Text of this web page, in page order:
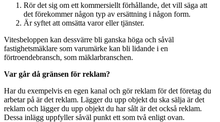
Rör det sig om ett kommersiellt förhållande, det vill säga att
det förekommer någon typ av ersättning i någon form.
Är syftet att omsätta varor eller tjänster.
Vitesbeloppen kan dessvärre bli ganska höga och såväl
fastighetsmäklare som varumärke kan bli lidande i en
förtroendebransch, som mäklarbranschen.
Var går då gränsen för reklam?
Har du exempelvis en egen kanal och gör reklam för det företag du
arbetar på är det reklam. Lägger du upp objekt du ska sälja är det
reklam och lägger du upp objekt du har sålt är det också reklam.
Dessa inlägg uppfyller såväl punkt ett som två enligt ovan.